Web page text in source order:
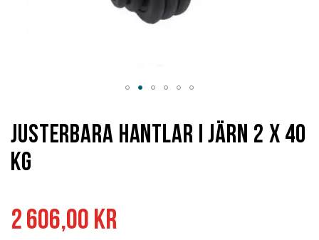
2 606,00 kr
Justerbara Hantlar i Järn 2 x 40
kg
början
av
bildgalleriet